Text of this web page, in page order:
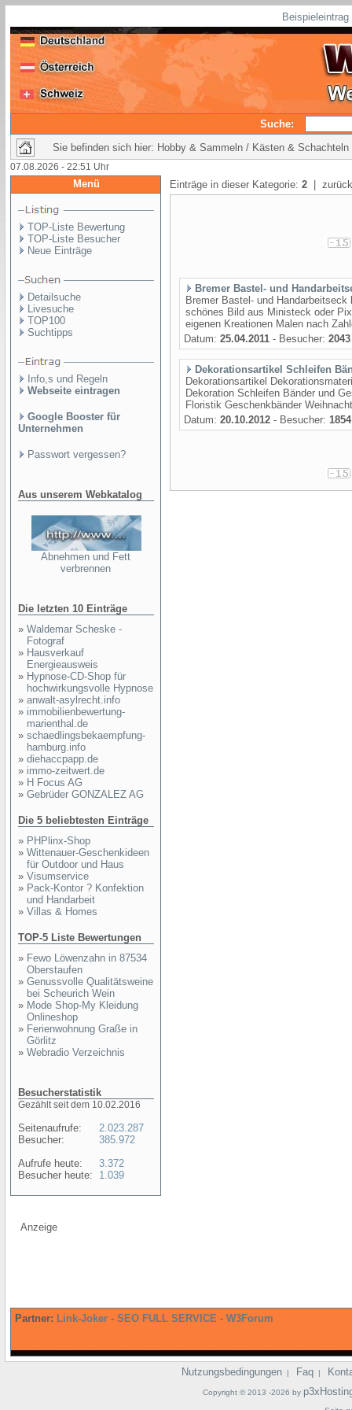
Suche:
Sie befinden sich hier: Hobby & Sammeln / Kästen & Schachteln
07.08.2026 - 22:51 Uhr
Menü
TOP-Liste Bewertung
TOP-Liste Besucher
Neue Einträge
Detailsuche
Livesuche
TOP100
Suchtipps
Info,s und Regeln
Webseite eintragen
Google Booster für
Unternehmen
Passwort vergessen?
Aus unserem Webkatalog
Abnehmen und Fett
verbrennen
Die letzten 10 Einträge
» Waldemar Scheske -
Fotograf
» Hausverkauf
Energieausweis
» Hypnose-CD-Shop für
hochwirkungsvolle Hypnose
» anwalt-asylrecht.info
» immobilienbewertung-
marienthal.de
» schaedlingsbekaempfung-
hamburg.info
» diehaccpapp.de
» immo-zeitwert.de
» H Focus AG
» Gebrüder GONZALEZ AG
Die 5 beliebtesten Einträge
» PHPlinx-Shop
» Wittenauer-Geschenkideen
für Outdoor und Haus
» Visumservice
» Pack-Kontor ? Konfektion
und Handarbeit
» Villas & Homes
TOP-5 Liste Bewertungen
» Fewo Löwenzahn in 87534
Oberstaufen
» Genussvolle Qualitätsweine
bei Scheurich Wein
» Mode Shop-My Kleidung
Onlineshop
» Ferienwohnung Graße in
Görlitz
» Webradio Verzeichnis
Besucherstatistik
Gezählt seit dem 10.02.2016
Seitenaufrufe:
Besucher:
Aufrufe heute:
Besucher heute:
2.023.287
385.972
3.372
1.039
Einträge in dieser Kategorie: 2 |
Bremer Bastel- und
Bremer Bastel- und
schönes Bild aus Ministeck oder
eigenen Kreationen Malen nach
Datum: 25.04.2011 - Besucher: 2043
Dekorationsartikel Schleifen
Dekorationsartikel
Dekoration Schleifen Bänder und
Floristik Geschenkbänder
Datum: 20.10.2012 - Besucher: 1854
Anzeige
Partner: Link-Joker - SEO FULL SERVICE - W3Forum
Nutzungsbedingungen | Faq |
Copyright © 2013 -2026 by